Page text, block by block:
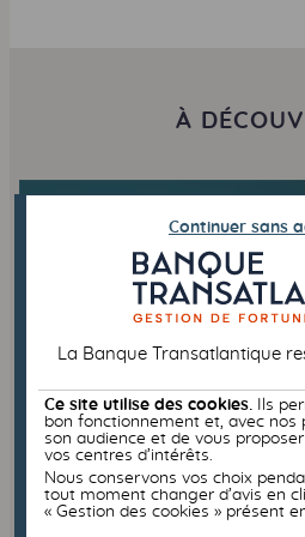
À
OPÉRATIONS SIGNATURE
11/12/2023
Continuer sans
La Banque Transatlantique
Ce site utilise des cookies. Ils
bon fonctionnement et, avec nos
son audience et de vous
vos centres d’intérêts.
Nous conservons vos choix
tout moment changer d’avis en
« Gestion des cookies » présent